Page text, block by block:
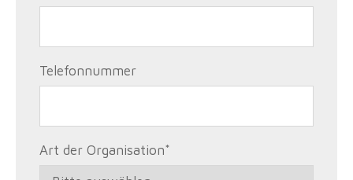
Telefonnummer
Art der Organisation*